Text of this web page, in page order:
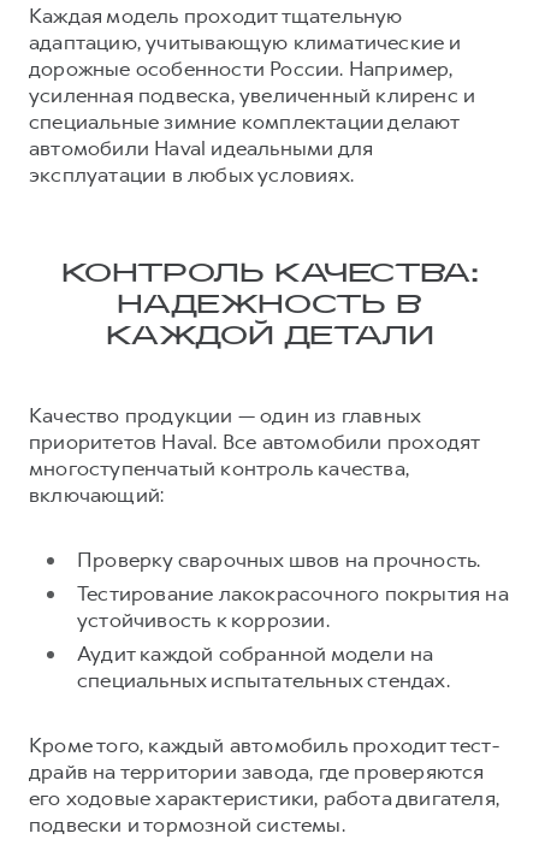
Каждая модель проходит тщательную
адаптацию, учитывающую климатические и
дорожные особенности России. Например,
усиленная подвеска, увеличенный клиренс и
специальные зимние комплектации делают
автомобили Haval идеальными для
эксплуатации в любых условиях.
КОНТРОЛЬ КАЧЕСТВА:
НАДЕЖНОСТЬ В
КАЖДОЙ ДЕТАЛИ
Качество продукции — один из главных
приоритетов Haval. Все автомобили проходят
многоступенчатый контроль качества,
включающий:
Проверку сварочных швов на прочность.
Тестирование лакокрасочного покрытия на
устойчивость к коррозии.
Аудит каждой собранной модели на
специальных испытательных стендах.
Кроме того, каждый автомобиль проходит тест-
драйв на территории завода, где проверяются
его ходовые характеристики, работа двигателя,
подвески и тормозной системы.